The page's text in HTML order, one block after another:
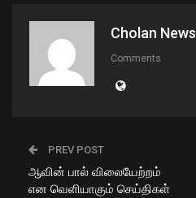
Cholan News
Comments
PREV POST
ஆவின் பால் விலையேற்றம்
என வெளியாகும் செய்திகள்